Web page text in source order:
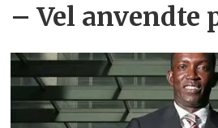
– Vel anvendte